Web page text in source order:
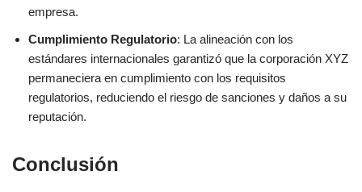
empresa.
Cumplimiento Regulatorio: La alineación con los
estándares internacionales garantizó que la corporación XYZ
permaneciera en cumplimiento con los requisitos
regulatorios, reduciendo el riesgo de sanciones y daños a su
reputación.
Conclusión